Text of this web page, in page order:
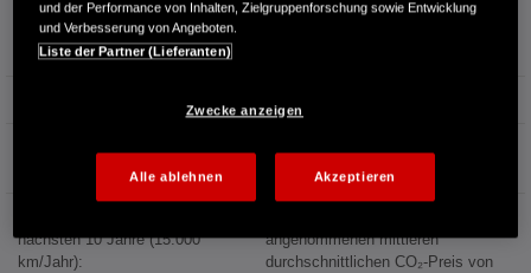
4,1 l/100km (Stadtrand)
Jahresfahrleistung:
1.454,76 €/Jahr
nächsten 10 Jahre (15.000
km/Jahr):
angenommenen mittleren
durchschnittlichen CO₂-Preis von
und der Performance von Inhalten, Zielgruppenforschung sowie Entwicklung
und Verbesserung von Angeboten.
Liste der Partner (Lieferanten)
Zwecke anzeigen
Alle ablehnen Akzeptieren